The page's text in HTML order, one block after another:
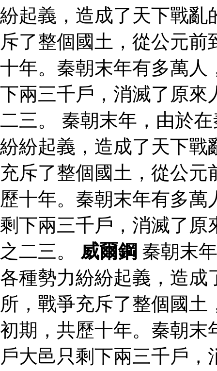
紛起義，造成了天下戰亂
斥了整個國土，從公元
十年。秦朝末年有多萬人
下兩三千戶，消滅了原來
二三。 秦朝末年，由於
紛紛起義，造成了天下戰
充斥了整個國土，從公
歷十年。秦朝末年有多
剩下兩三千戶，消滅了原
之二三。 威爾鋼 秦朝末
各種勢力紛紛起義，造成
所，戰爭充斥了整個國
初期，共歷十年。秦朝末
戶大邑只剩下兩三千戶